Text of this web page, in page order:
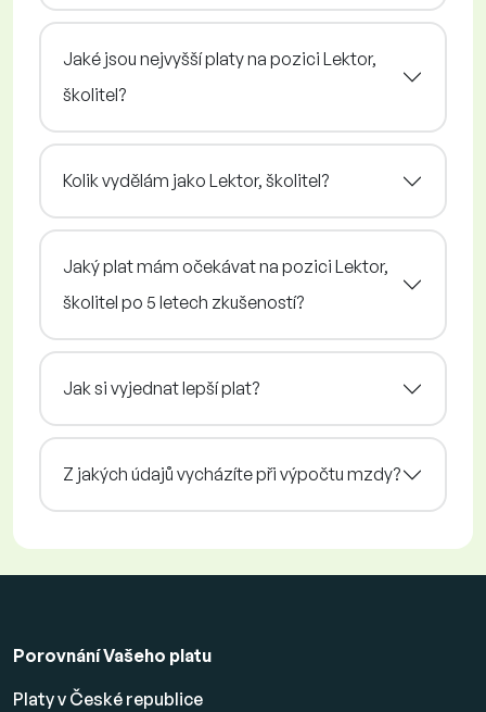
Jaké jsou nejvyšší platy na pozici Lektor,
školitel?
Kolik vydělám jako Lektor, školitel?
Jaký plat mám očekávat na pozici Lektor,
školitel po 5 letech zkušeností?
Jak si vyjednat lepší plat?
Z jakých údajů vycházíte při výpočtu mzdy?
Porovnání Vašeho platu
Platy v České republice